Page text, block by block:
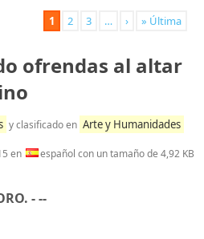
1 2 3 … › » Última
ofrendas al altar
y clasificado en Arte y Humanidades
en español con un tamaño de 4,92 KB
- --